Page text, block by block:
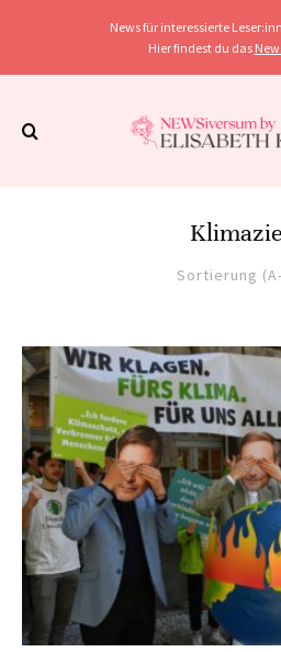
News für interessierte
Hier findest du das
Sortierung